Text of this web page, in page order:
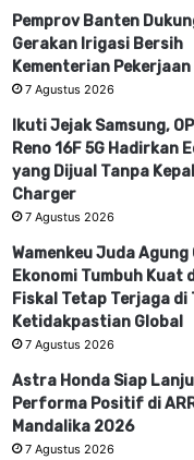
Pemprov Banten
Gerakan Irigasi Bersih
Kementerian Pekerjaan
7 Agustus 2026
Ikuti Jejak Samsung,
Reno 16F 5G Hadirkan
yang Dijual Tanpa
Charger
7 Agustus 2026
Wamenkeu Juda Agung
Ekonomi Tumbuh Kuat
Fiskal Tetap Terjaga di
Ketidakpastian Global
7 Agustus 2026
Astra Honda Siap
Performa Positif di
Mandalika 2026
7 Agustus 2026